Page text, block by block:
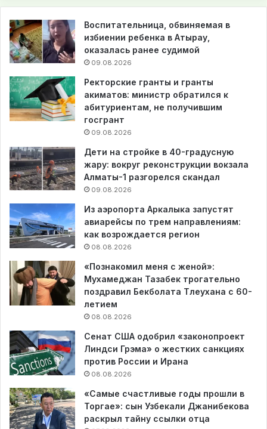
Воспитательница, обвиняемая в
избиении ребенка в Атырау,
оказалась ранее судимой
09.08.2026
Ректорские гранты и гранты
акиматов: министр обратился к
абитуриентам, не получившим
госгрант
09.08.2026
Дети на стройке в 40-градусную
жару: вокруг реконструкции вокзала
Алматы-1 разгорелся скандал
09.08.2026
Из аэропорта Аркалыка запустят
авиарейсы по трем направлениям:
как возрождается регион
08.08.2026
«Познакомил меня с женой»:
Мухамеджан Тазабек трогательно
поздравил Бекболата Тлеухана с 60-
летием
08.08.2026
Сенат США одобрил «законопроект
Линдси Грэма» о жестких санкциях
против России и Ирана
08.08.2026
«Самые счастливые годы прошли в
Торгае»: сын Узбекали Джанибекова
раскрыл тайну ссылки отца